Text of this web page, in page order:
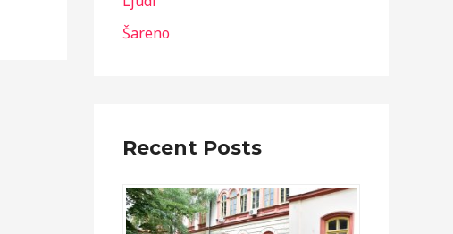
Šareno
Recent Posts